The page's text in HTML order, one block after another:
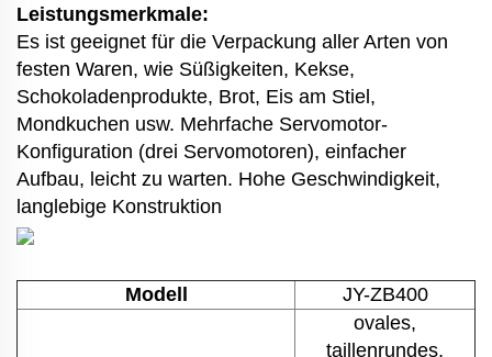
Leistungsmerkmale:
Es ist geeignet für die Verpackung aller Arten von
festen Waren, wie Süßigkeiten, Kekse,
Schokoladenprodukte, Brot, Eis am Stiel,
Mondkuchen usw. Mehrfache Servomotor-
Konfiguration (drei Servomotoren), einfacher
Aufbau, leicht zu warten. Hohe Geschwindigkeit,
langlebige Konstruktion
Modell JY-ZB400
ovales,
taillenrundes,